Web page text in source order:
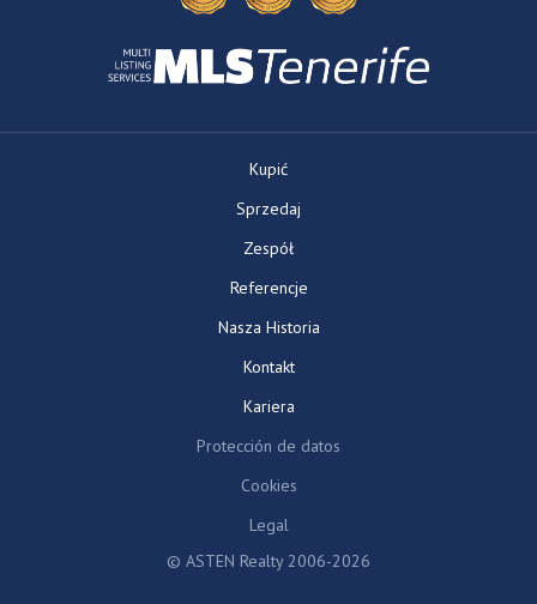
Kupić
Sprzedaj
Zespół
Referencje
Nasza Historia
Kontakt
Kariera
Protección de datos
Cookies
Legal
© ASTEN Realty 2006-2026